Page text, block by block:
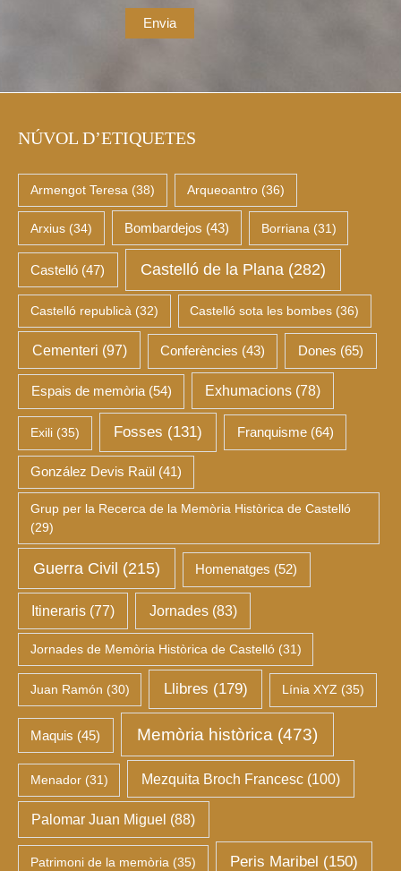
NÚVOL D’ETIQUETES
Armengot Teresa (38) Arqueoantro(36)
Arxius(34) Bombardejos (43) Borriana (31)
Castelló (47) Castelló de la Plana (282)
Castelló republicà (32) Castelló sota les bombes (36)
Cementeri (97) Conferències (43) Dones (65)
Espais de memòria(54) Exhumacions (78)
Exili(35) Fosses (131) Franquisme(64)
González Devis Raül (41)
Grup per la Recerca de la Memòria Històrica de Castelló
(29)
Guerra Civil (215) Homenatges (52)
Itineraris (77) Jornades(83)
Jornades de Memòria Històrica de Castelló(31)
Juan Ramón (30) Llibres (179) Línia XYZ (35)
Maquis (45) Memòria històrica (473)
Menador(31) Mezquita Broch Francesc(100)
Palomar Juan Miguel (88)
Patrimoni de la memòria (35) Peris Maribel (150)